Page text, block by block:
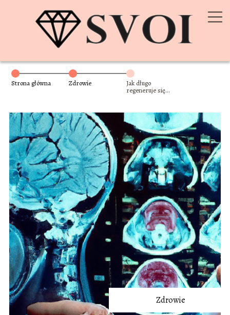
Strona główna Zdrowie
Jak długo
regeneruje się
Zdrowie